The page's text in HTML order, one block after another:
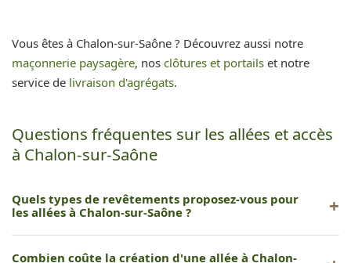
Vous êtes à Chalon-sur-Saône ? Découvrez aussi notre
maçonnerie paysagère, nos clôtures et portails et notre
service de livraison d'agrégats.
Questions fréquentes sur les allées et accès
à Chalon-sur-Saône
Quels types de revêtements proposez-vous pour
les allées à Chalon-sur-Saône ?
Combien coûte la création d'une allée à Chalon-